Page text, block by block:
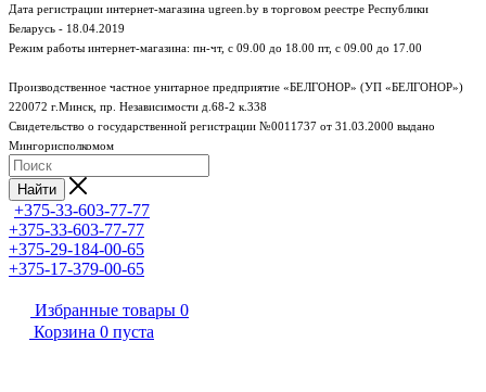
Дата регистрации интернет-магазина ugreen.by в торговом реестре Республики
Беларусь - 18.04.2019
Режим работы интернет-магазина: пн-чт, с 09.00 до 18.00 пт, с 09.00 до 17.00
Производственное частное унитарное предприятие «БЕЛГОНОР» (УП «БЕЛГОНОР»)
220072 г.Минск, пр. Независимости д.68-2 к.338
Свидетельство о государственной регистрации №0011737 от 31.03.2000 выдано
Мингорисполкомом
Найти
+375-33-603-77-77
+375-33-603-77-77
+375-29-184-00-65
+375-17-379-00-65
Избранные товары 0
Корзина 0 пуста